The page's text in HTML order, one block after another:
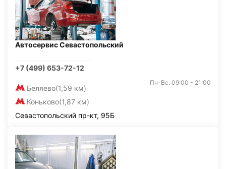
Автосервис Севастопольский
+7 (499) 653-72-12
Беляево(1,59 км)
Коньково(1,87 км)
Пн-Вс: 09:00 - 21:00
Севастопольский пр-кт, 95Б